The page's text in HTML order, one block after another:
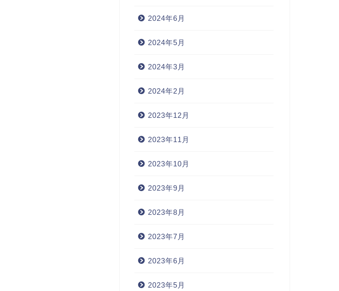
2024年6月
2024年5月
2024年3月
2024年2月
2023年12月
2023年11月
2023年10月
2023年9月
2023年8月
2023年7月
2023年6月
2023年5月